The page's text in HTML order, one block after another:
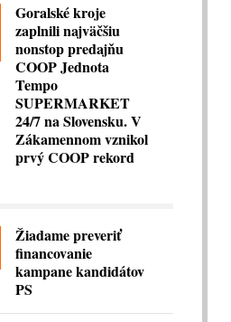
Goralské kroje
zaplnili najväčšiu
nonstop predajňu
COOP Jednota
Tempo
SUPERMARKET
24/7 na Slovensku. V
Zákamennom vznikol
prvý COOP rekord
Žiadame preveriť
financovanie
kampane kandidátov
PS